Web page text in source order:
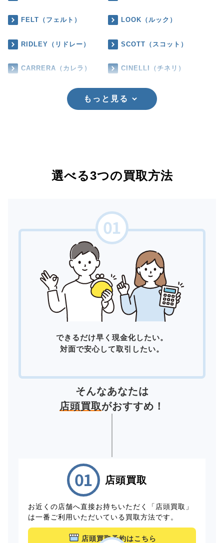
FELT（フェルト） LOOK（ルック）
RIDLEY（リドレー） SCOTT（スコット）
CARRERA（カレラ） CINELLI（チネリ）
もっと見る
選べる3つの買取方法
できるだけ早く現金化したい。
対面で安心して取引したい。
そんなあなたは
店頭買取がおすすめ！
店頭買取
お近くの店舗へ直接お持ちいただく「店頭買取」
は一番ご利用いただいている買取方法です。
店頭買取予約はこちら